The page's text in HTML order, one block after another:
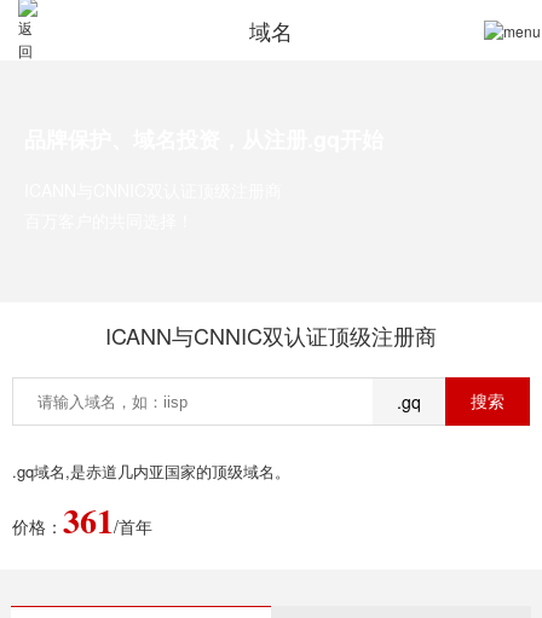
域名
ICANN与CNNIC双认证顶级注册商
.gq
.gq域名,是赤道几内亚国家的顶级域名。
价格： 361/首年